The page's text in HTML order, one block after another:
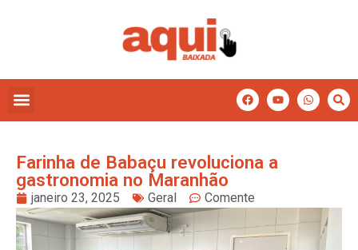
Farinha de Babaçu revoluciona a
gastronomia no Maranhão
janeiro 23, 2025 Geral Comente